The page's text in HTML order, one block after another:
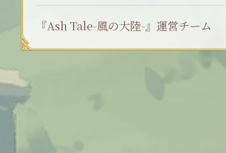
『Ash Tale-風の大陸-』運営チーム